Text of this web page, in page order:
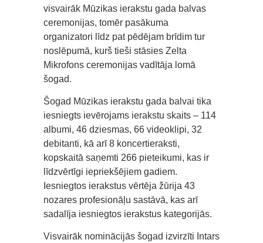
visvairāk Mūzikas ierakstu gada balvas
ceremonijas, tomēr pasākuma
organizatori līdz pat pēdējam brīdim tur
noslēpumā, kurš tieši stāsies Zelta
Mikrofons ceremonijas vadītāja lomā
šogad.
Šogad Mūzikas ierakstu gada balvai tika
iesniegts ievērojams ierakstu skaits – 114
albumi, 46 dziesmas, 66 videoklipi, 32
debitanti, kā arī 8 koncertieraksti,
kopskaitā saņemti 266 pieteikumi, kas ir
līdzvērtīgi iepriekšējiem gadiem.
Iesniegtos ierakstus vērtēja žūrija 43
nozares profesionāļu sastāvā, kas arī
sadalīja iesniegtos ierakstus kategorijās.
Visvairāk nominācijās šogad izvirzīti Intars